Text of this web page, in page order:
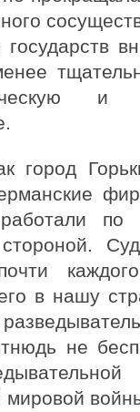
город
по
стороной.
в нашу
не